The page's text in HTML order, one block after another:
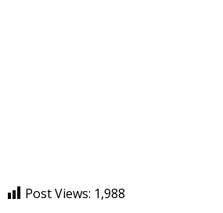
Post Views: 1,988